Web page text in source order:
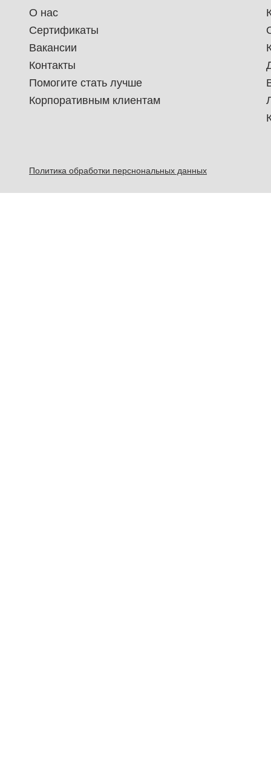
О нас
Сертификаты
Вакансии
Контакты
Помогите стать лучше
Корпоративным клиентам
Политика обработки перснональных данных